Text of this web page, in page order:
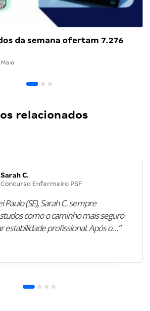
da semana ofertam 7.276
Maio
relacionados
Sarah C.
Concurso Enfermeiro PSF
Paulo (SE), Sarah C. sempre
como o caminho mais seguro
estabilidade profissional. Após o…”